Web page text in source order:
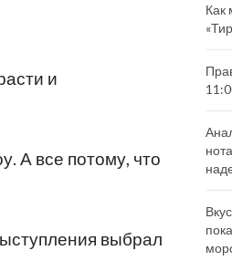
и
А все потому, что
выбрал
Как